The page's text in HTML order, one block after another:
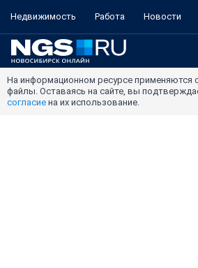
Недвижимость Работа Новости
На информационном ресурсе применяются
файлы. Оставаясь на сайте, вы
согласие на их использование.